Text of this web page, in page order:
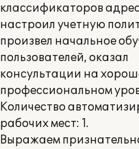
классификаторов
настроил учетную
произвел начальное
пользователей, оказал
консультации на
профессиональном
Количество
рабочих мест: 1.
Выражаем